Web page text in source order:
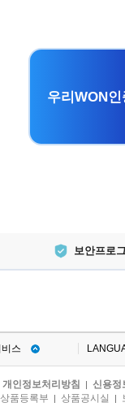
우리WON
보안프로
스
개인정보처리방침 | 신용정
품등록부 | 상품공시실 |